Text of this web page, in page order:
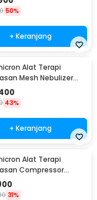
JSL-W303
50%
+ Keranjang
Alat Terapi
Mesh Nebulizer
With Battery
43%
+ Keranjang
Alat Terapi
Compressor
Inhaler - GS-302
31%